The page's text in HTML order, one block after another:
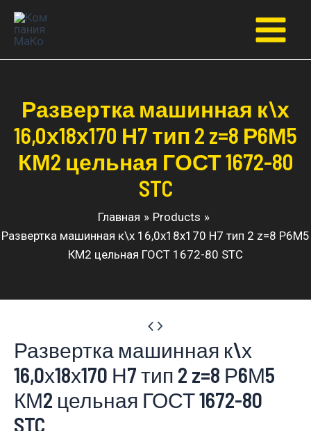
Перейти
содержимому
Main
Развертка машинная к\х
16,0х18х170 Н7 тип 2 z=8 Р6М5
КМ2 цельная ГОСТ 1672-80
STC
Главная
Products
Развертка машинная к\х 16,0х18х170 Н7 тип 2 z=8 Р6М5
КМ2 цельная ГОСТ 1672-80 STC
Развертка машинная к\х
16,0х18х170 Н7 тип 2 z=8 Р6М5
КМ2 цельная ГОСТ 1672-80
STC